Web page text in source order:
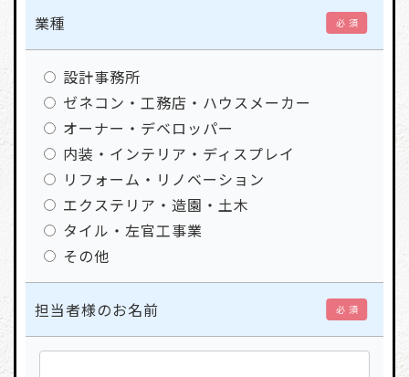
業種 必 須
設計事務所
ゼネコン・工務店・ハウスメーカー
オーナー・デベロッパー
内装・インテリア・ディスプレイ
リフォーム・リノベーション
エクステリア・造園・土木
タイル・左官工事業
その他
担当者様のお名前 必 須